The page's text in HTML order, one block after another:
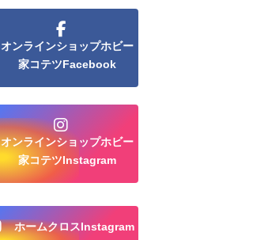
オンラインショップホビー
家コテツFacebook
オンラインショップホビー
家コテツInstagram
ホームクロスInstagram